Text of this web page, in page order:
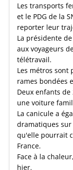
Les transports
et le PDG de la
reporter leur
La présidente
aux voyageurs
télétravail.
Les métros sont
rames bondées
Deux enfants
une voiture
La canicule a
dramatiques
qu'elle pourrait
France.
Face à la
hier.